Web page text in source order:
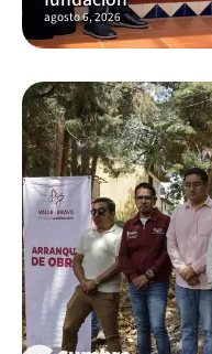
agosto 6, 2026